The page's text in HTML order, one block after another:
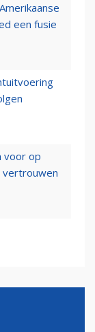
een fusie
voor op
vertrouwen